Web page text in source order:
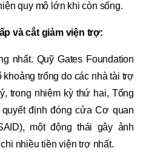
quy mô lớn khi còn sống.
và cắt giảm viện trợ:
nhất. Quỹ Gates Foundation
trống do các nhà tài trợ
trong nhiệm kỳ thứ hai, Tổng
định đóng cửa Cơ quan
một động thái gây ảnh
nhiều tiền viện trợ nhất.